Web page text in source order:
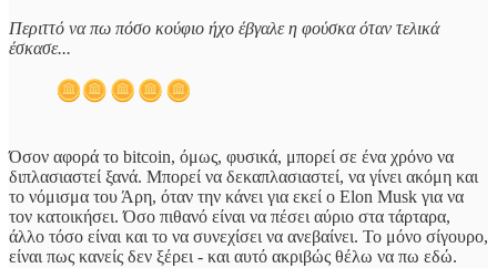
Περιττό να πω πόσο κούφιο ήχο έβγαλε η φούσκα όταν τελικά
έσκασε...
Όσον αφορά το bitcoin, όμως, φυσικά, μπορεί σε ένα χρόνο να
διπλασιαστεί ξανά. Μπορεί να δεκαπλασιαστεί, να γίνει ακόμη και
το νόμισμα του Άρη, όταν την κάνει για εκεί ο Elon Musk για να
τον κατοικήσει. Όσο πιθανό είναι να πέσει αύριο στα τάρταρα,
άλλο τόσο είναι και το να συνεχίσει να ανεβαίνει. Το μόνο σίγουρο,
είναι πως κανείς δεν ξέρει - και αυτό ακριβώς θέλω να πω εδώ.